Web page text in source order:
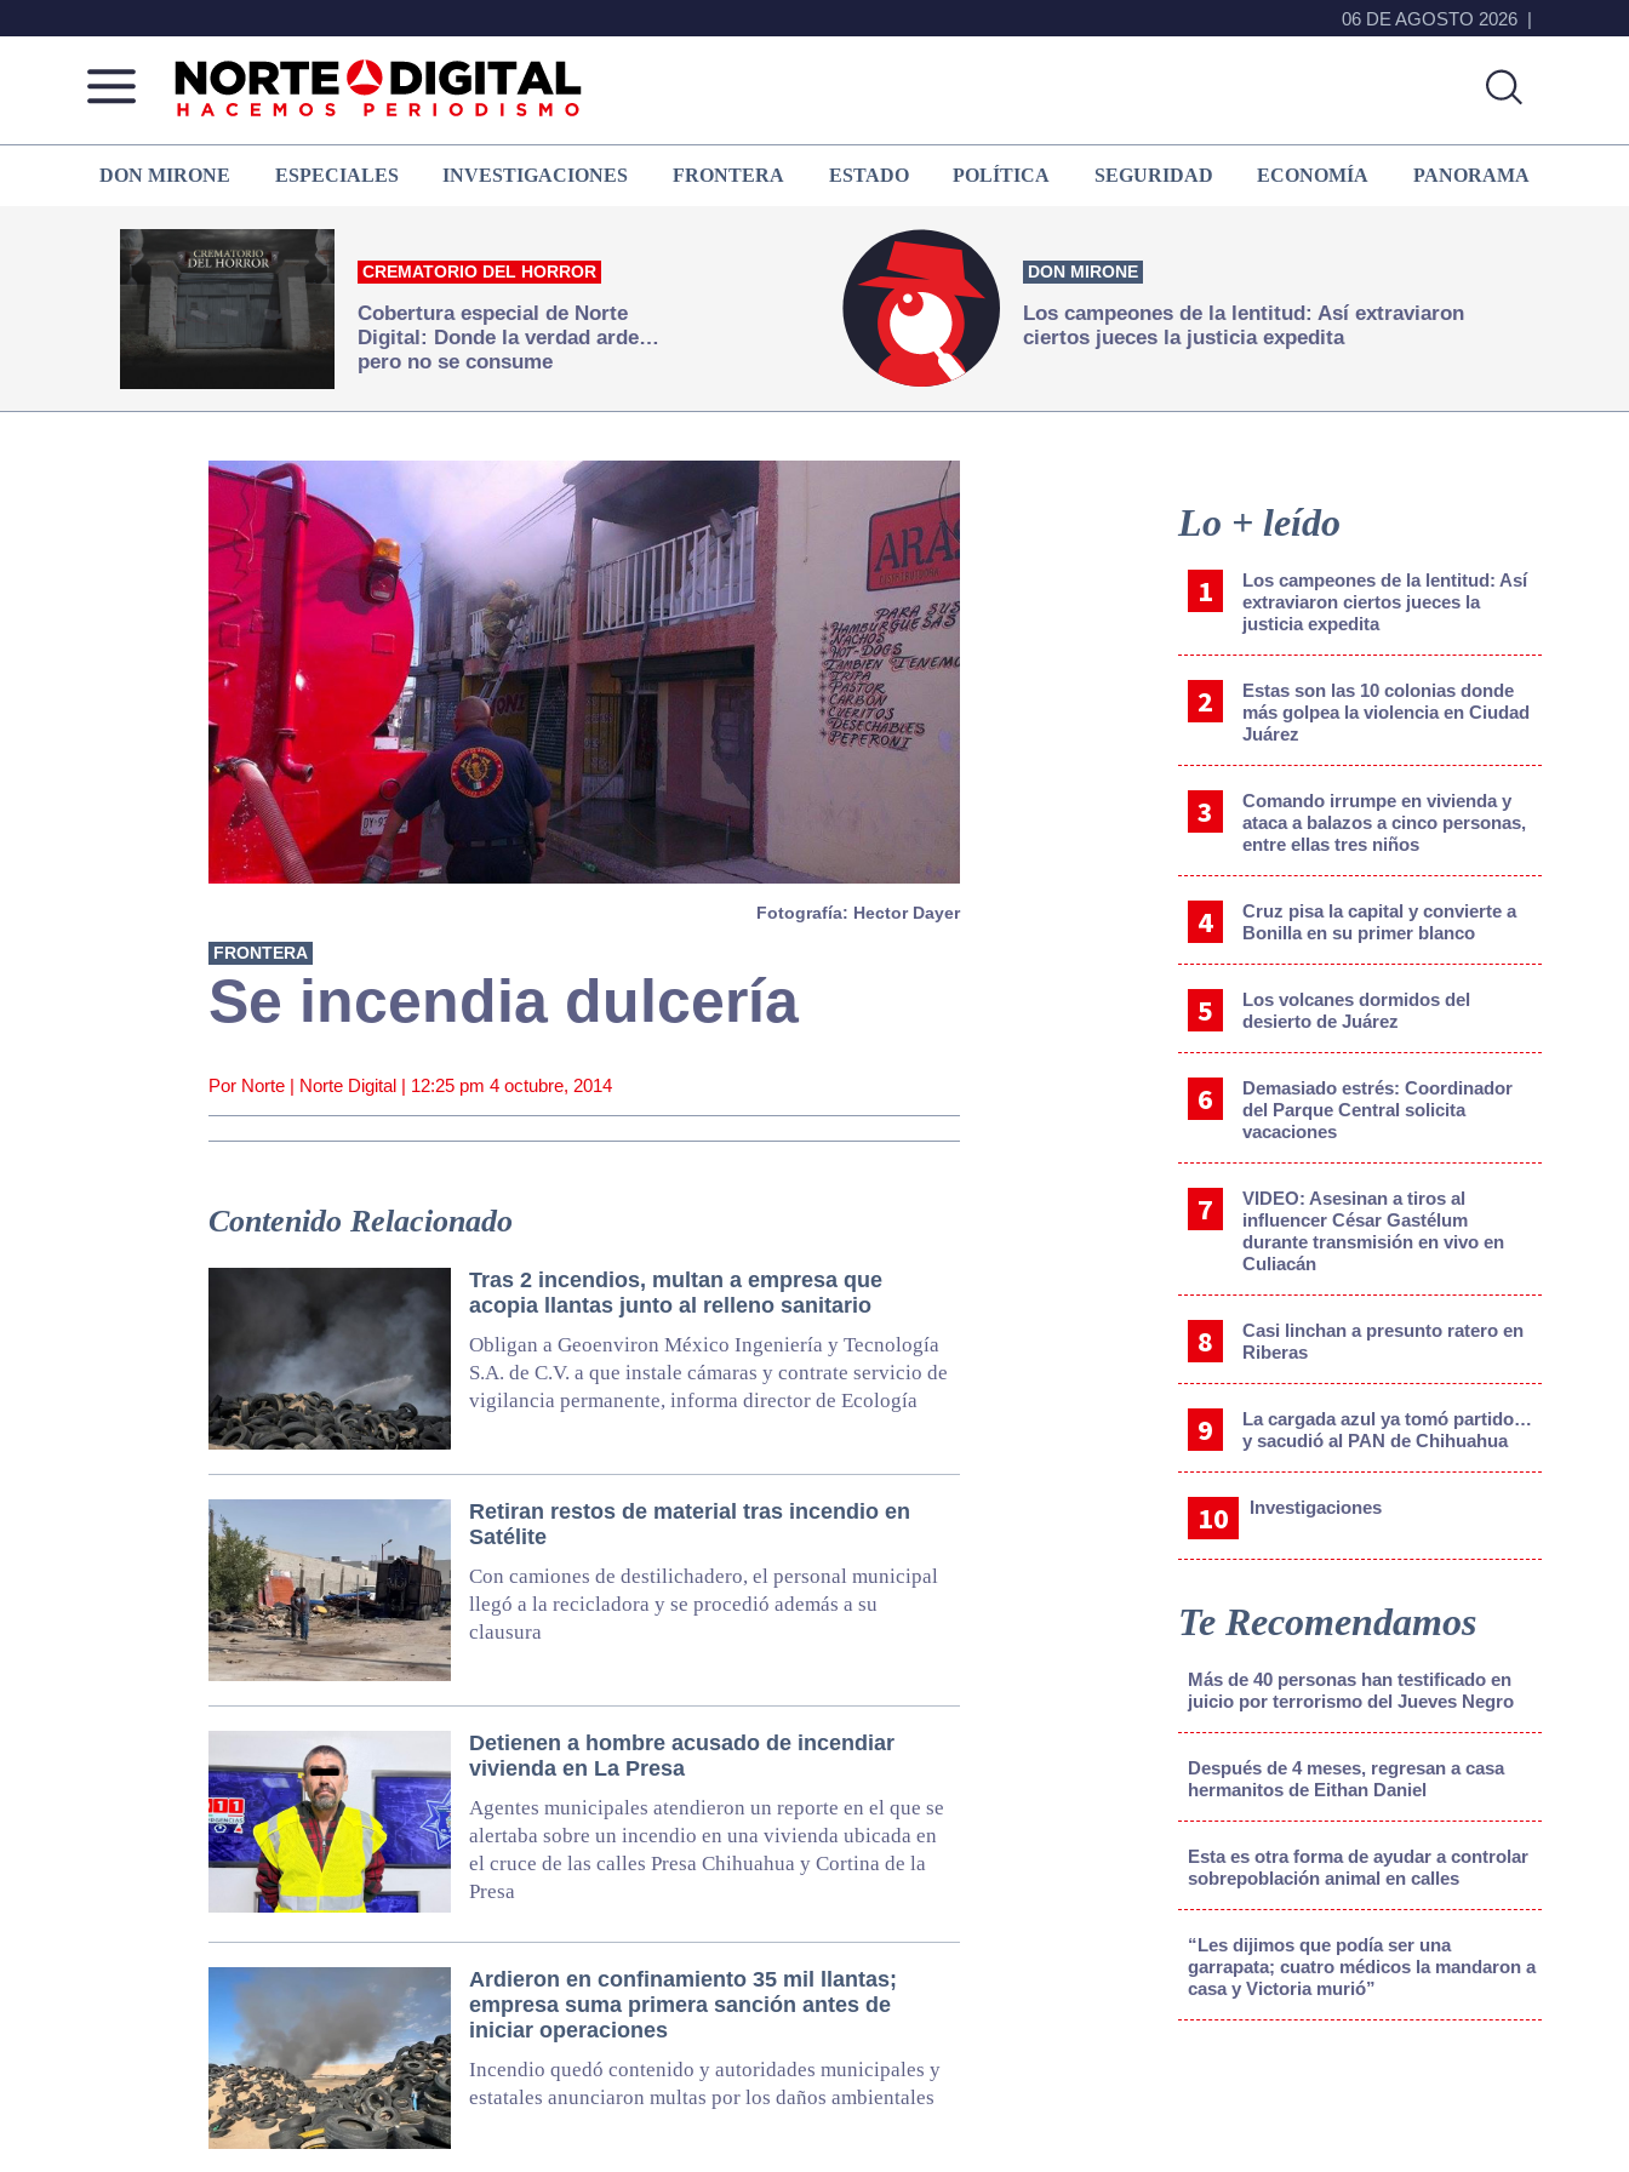
06 DE AGOSTO 2026
de
Juárez
que
hacemos periodismo
DON MIRONE ESPECIALES INVESTIGACIONES FRONTERA ESTADO POLÍTICA SEGURIDAD ECONOMÍA PANORAMA
CREMATORIO DEL HORROR
Cobertura especial de Norte
Digital: Donde la verdad arde…
pero no se consume
DON MIRONE
Los campeones de la lentitud: Así extraviaron
ciertos jueces la justicia expedita
Fotografía: Hector Dayer
FRONTERA
Se incendia dulcería
Por Norte | Norte Digital | 12:25 pm 4 octubre, 2014
Contenido Relacionado
Tras 2 incendios, multan a empresa que
acopia llantas junto al relleno sanitario
Obligan a Geoenviron México Ingeniería y Tecnología
S.A. de C.V. a que instale cámaras y contrate servicio de
vigilancia permanente, informa director de Ecología
Retiran restos de material tras incendio en
Satélite
Con camiones de destilichadero, el personal municipal
llegó a la recicladora y se procedió además a su
clausura
Detienen a hombre acusado de incendiar
vivienda en La Presa
Agentes municipales atendieron un reporte en el que se
alertaba sobre un incendio en una vivienda ubicada en
el cruce de las calles Presa Chihuahua y Cortina de la
Presa
Ardieron en confinamiento 35 mil llantas;
empresa suma primera sanción antes de
iniciar operaciones
Incendio quedó contenido y autoridades municipales y
estatales anunciaron multas por los daños ambientales
Sidebar
Lo + leído
Los campeones de la lentitud: Así
extraviaron ciertos jueces la
justicia expedita
Estas son las 10 colonias donde
más golpea la violencia en Ciudad
Juárez
Comando irrumpe en vivienda y
ataca a balazos a cinco personas,
entre ellas tres niños
Cruz pisa la capital y convierte a
Bonilla en su primer blanco
Los volcanes dormidos del
desierto de Juárez
Demasiado estrés: Coordinador
del Parque Central solicita
vacaciones
VIDEO: Asesinan a tiros al
influencer César Gastélum
durante transmisión en vivo en
Culiacán
Casi linchan a presunto ratero en
Riberas
La cargada azul ya tomó partido…
y sacudió al PAN de Chihuahua
Investigaciones
Te Recomendamos
Más de 40 personas han testificado en
juicio por terrorismo del Jueves Negro
Después de 4 meses, regresan a casa
hermanitos de Eithan Daniel
Esta es otra forma de ayudar a controlar
sobrepoblación animal en calles
“Les dijimos que podía ser una
garrapata; cuatro médicos la mandaron a
casa y Victoria murió”